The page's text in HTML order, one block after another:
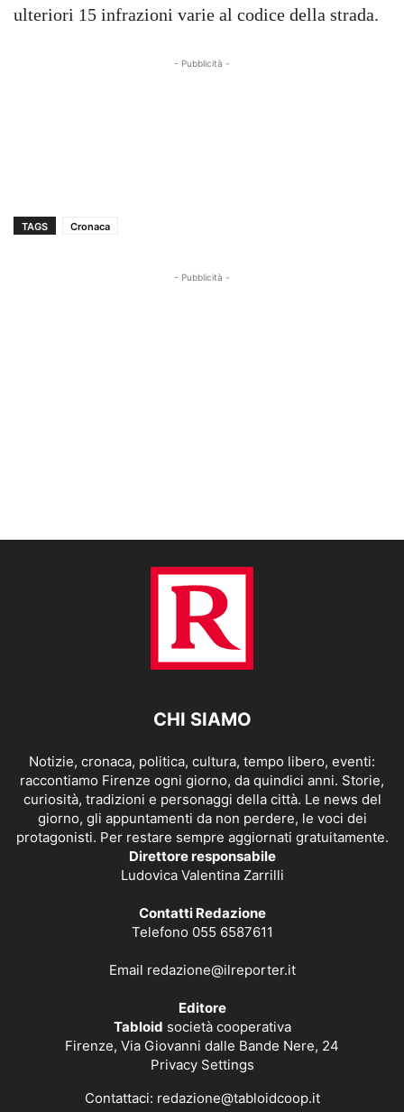
ulteriori 15 infrazioni varie al codice della strada.
- Pubblicità -
TAGS Cronaca
- Pubblicità -
CHI SIAMO
Notizie, cronaca, politica, cultura, tempo libero, eventi:
raccontiamo Firenze ogni giorno, da quindici anni. Storie,
curiosità, tradizioni e personaggi della città. Le news del
giorno, gli appuntamenti da non perdere, le voci dei
protagonisti. Per restare sempre aggiornati gratuitamente.
Direttore responsabile
Ludovica Valentina Zarrilli
Contatti Redazione
Telefono 055 6587611
Email redazione@ilreporter.it
Editore
Tabloid società cooperativa
Firenze, Via Giovanni dalle Bande Nere, 24
Privacy Settings
Contattaci: redazione@tabloidcoop.it